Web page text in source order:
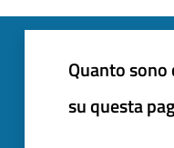
Quanto
su questa